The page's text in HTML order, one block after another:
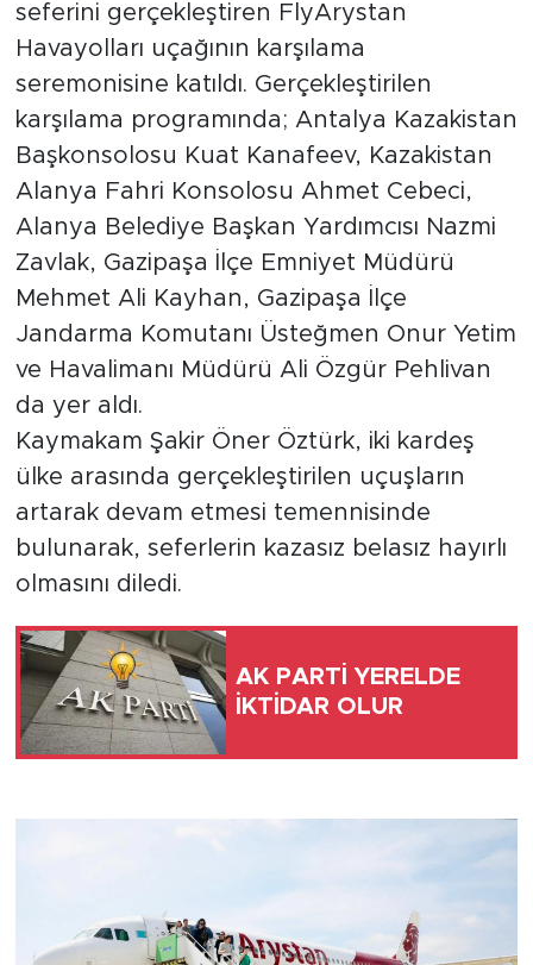
seferini gerçekleştiren FlyArystan
Havayolları uçağının karşılama
seremonisine katıldı. Gerçekleştirilen
karşılama programında; Antalya Kazakistan
Başkonsolosu Kuat Kanafeev, Kazakistan
Alanya Fahri Konsolosu Ahmet Cebeci,
Alanya Belediye Başkan Yardımcısı Nazmi
Zavlak, Gazipaşa İlçe Emniyet Müdürü
Mehmet Ali Kayhan, Gazipaşa İlçe
Jandarma Komutanı Üsteğmen Onur Yetim
ve Havalimanı Müdürü Ali Özgür Pehlivan
da yer aldı.
Kaymakam Şakir Öner Öztürk, iki kardeş
ülke arasında gerçekleştirilen uçuşların
artarak devam etmesi temennisinde
bulunarak, seferlerin kazasız belasız hayırlı
olmasını diledi.
AK PARTİ YERELDE
İKTİDAR OLUR
Yerel